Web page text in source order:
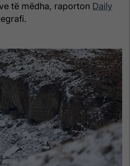
të mëdha, raporton Daily